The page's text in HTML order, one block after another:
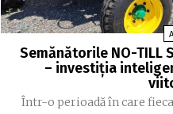
Semănătorile NO-TILL
– investiția
Într-o perioadă în care